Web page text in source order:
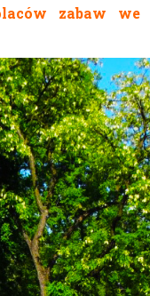
zabaw we